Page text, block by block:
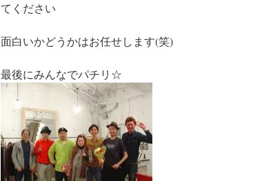
てください
面白いかどうかはお任せします(笑)
最後にみんなでパチリ☆